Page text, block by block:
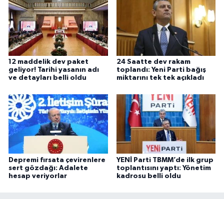
12 maddelik dev paket
geliyor! Tarihi yasanın adı
ve detayları belli oldu
24 Saatte dev rakam
toplandı: Yeni Parti bağış
miktarını tek tek açıkladı
Depremi fırsata çevirenlere
sert gözdağı: Adalete
hesap veriyorlar
YENİ Parti TBMM’de ilk grup
toplantısını yaptı: Yönetim
kadrosu belli oldu